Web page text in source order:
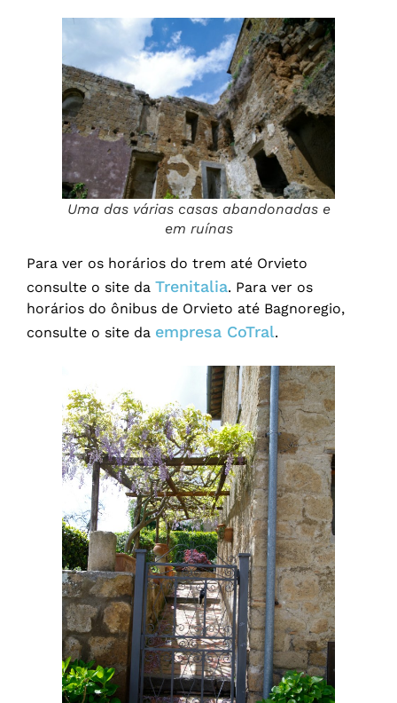
Uma das várias casas abandonadas e
em ruínas
Para ver os horários do trem até Orvieto
consulte o site da Trenitalia. Para ver os
horários do ônibus de Orvieto até Bagnoregio,
consulte o site da empresa CoTral.